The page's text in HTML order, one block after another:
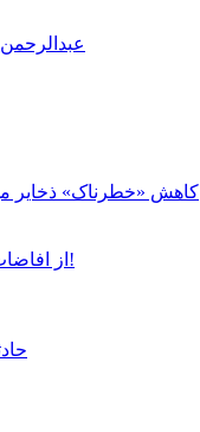
کاهش «خطرناک» ذخایر
از افاضات خرازی: ۵۰ هزار حزب اللهی بریزند خیابان‌ها و بی حجاب‌ها را بکشند و نیرو‌های دولتی را ناکار کنند!